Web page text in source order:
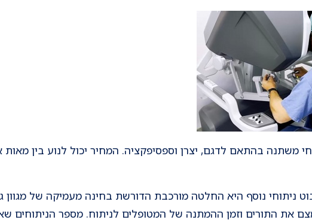
משתנה בהתאם לדגם, יצרן וספסיפקציה. המחיר יכול לנוע בין מאות
ניתוחי נוסף היא החלטה מורכבת הדורשת בחינה מעמיקה של מגוון
את התורים וזמן ההמתנה של המטופלים לניתוח. מספר הניתוחים